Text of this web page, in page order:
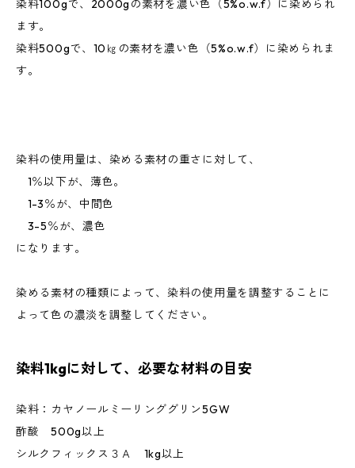
染料100gで、2000gの素材を濃い色（5%o.w.f）に染められ
ます。
染料500gで、10㎏の素材を濃い色（5%o.w.f）に染められま
す。
染料の使用量は、染める素材の重さに対して、
1％以下が、薄色。
1-3％が、中間色
3-5％が、濃色
になります。
染める素材の種類によって、染料の使用量を調整することに
よって色の濃淡を調整してください。
染料1kgに対して、必要な材料の目安
染料：カヤノールミーリンググリン5GW
酢酸 500g以上
シルクフィックス３Ａ 1kg以上